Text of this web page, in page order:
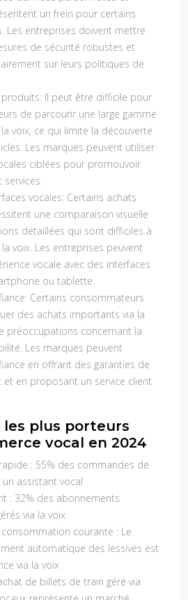
un frein pour certains
Les entreprises doivent mettre
de sécurité robustes et
sur leurs politiques de
Il peut être difficile pour
de parcourir une large gamme
voix, ce qui limite la découverte
Les marques peuvent utiliser
ciblées pour promouvoir
vocales: Certains achats
une comparaison visuelle
détaillées qui sont difficiles à
voix. Les entreprises peuvent
vocale avec des interfaces
ou tablette.
Certains consommateurs
des achats importants via la
préoccupations concernant la
Les marques peuvent
en offrant des garanties de
en proposant un service client
les plus porteurs
vocal en 2024
: 55% des commandes de
assistant vocal
: 32% des abonnements
via la voix
courante : Le
automatique des lessives est
via la voix
de billets de train géré via